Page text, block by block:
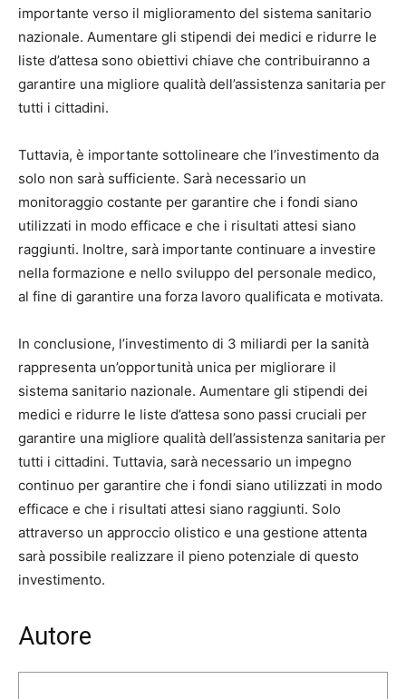
importante verso il miglioramento del sistema sanitario
nazionale. Aumentare gli stipendi dei medici e ridurre le
liste d’attesa sono obiettivi chiave che contribuiranno a
garantire una migliore qualità dell’assistenza sanitaria per
tutti i cittadini.
Tuttavia, è importante sottolineare che l’investimento da
solo non sarà sufficiente. Sarà necessario un
monitoraggio costante per garantire che i fondi siano
utilizzati in modo efficace e che i risultati attesi siano
raggiunti. Inoltre, sarà importante continuare a investire
nella formazione e nello sviluppo del personale medico,
al fine di garantire una forza lavoro qualificata e motivata.
In conclusione, l’investimento di 3 miliardi per la sanità
rappresenta un’opportunità unica per migliorare il
sistema sanitario nazionale. Aumentare gli stipendi dei
medici e ridurre le liste d’attesa sono passi cruciali per
garantire una migliore qualità dell’assistenza sanitaria per
tutti i cittadini. Tuttavia, sarà necessario un impegno
continuo per garantire che i fondi siano utilizzati in modo
efficace e che i risultati attesi siano raggiunti. Solo
attraverso un approccio olistico e una gestione attenta
sarà possibile realizzare il pieno potenziale di questo
investimento.
Autore